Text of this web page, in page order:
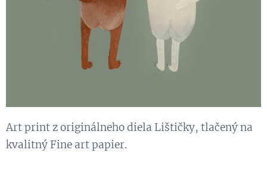
Art print z originálneho diela Lištičky, tlačený na
kvalitný Fine art papier.